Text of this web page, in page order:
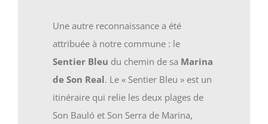
Une autre reconnaissance a été
attribuée à notre commune : le
Sentier Bleu du chemin de sa Marina
de Son Real. Le « Sentier Bleu » est un
itinéraire qui relie les deux plages de
Son Bauló et Son Serra de Marina,